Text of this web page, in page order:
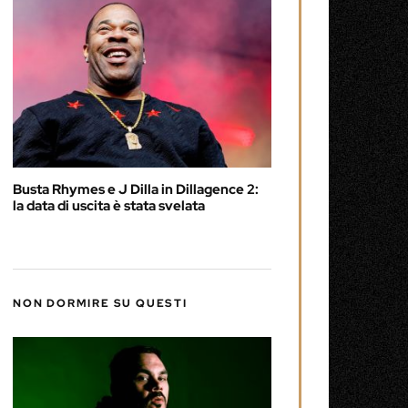
Busta Rhymes e J Dilla in Dillagence 2:
la data di uscita è stata svelata
NON DORMIRE SU QUESTI